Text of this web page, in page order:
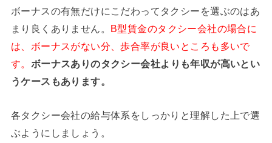
ボーナスの有無だけにこだわってタクシーを選ぶのはあ
まり良くありません。 B型賃金のタクシー会社の場合に
は、ボーナスがない分、歩合率が良いところも多いで
す。 ボーナスありのタクシー会社よりも年収が高いとい
うケースもあります。
各タクシー会社の給与体系をしっかりと理解した上で選
ぶようにしましょう。